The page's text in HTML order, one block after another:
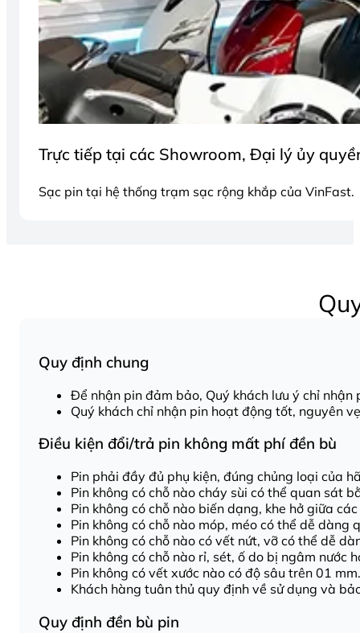
Trực tiếp tại các Showroom, Đại lý ủy
Sạc pin tại hệ thống trạm sạc rộng khắp của VinFast.
Quy định chung
Để nhận pin đảm bảo, Quý khách lưu ý chỉ
Quý khách chỉ nhận pin hoạt động tốt, nguyên
Điều kiện đổi/trả pin không mất phí đền bù
Pin phải đầy đủ phụ kiện, đúng chủng loại của
Pin không có chỗ nào cháy sùi có thể quan sát
Pin không có chỗ nào biến dạng, khe hở giữa
Pin không có chỗ nào móp, méo có thể dễ
Pin không có chỗ nào có vết nứt, vỡ có thể dễ
Pin không có chỗ nào rỉ, sét, ố do bị ngâm nước
Pin không có vết xước nào có độ sâu trên 01 mm.
Khách hàng tuân thủ quy định về sử dụng và
Quy định đền bù pin